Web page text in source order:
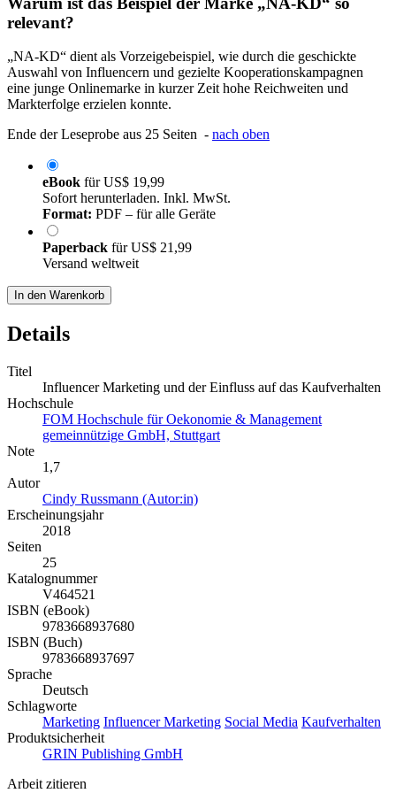
relevant?
„NA-KD“ dient als Vorzeigebeispiel, wie durch die geschickte
Auswahl von Influencern und gezielte Kooperationskampagnen
eine junge Onlinemarke in kurzer Zeit hohe Reichweiten und
Markterfolge erzielen konnte.
Ende der Leseprobe aus 25 Seiten - nach oben
eBook fürUS$ 19,99
Sofort herunterladen. Inkl. MwSt.
Format: PDF – für alle Geräte
Paperback fürUS$ 21,99
Versand weltweit
In den Warenkorb
Details
Titel
Influencer Marketing und der Einfluss auf das Kaufverhalten
Hochschule
FOM Hochschule für Oekonomie & Management
gemeinnützige GmbH, Stuttgart
Note
1,7
Autor
Cindy Russmann (Autor:in)
Erscheinungsjahr
2018
Seiten
25
Katalognummer
V464521
ISBN (eBook)
9783668937680
ISBN (Buch)
9783668937697
Sprache
Deutsch
Schlagworte
Marketing Influencer Marketing Social Media Kaufverhalten
Produktsicherheit
GRIN Publishing GmbH
Arbeit zitieren